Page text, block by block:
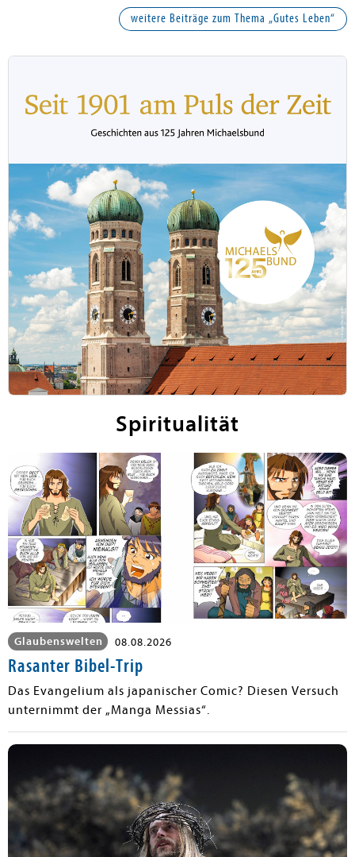
weitere Beiträge zum Thema „Gutes Leben“
Spiritualität
Glaubenswelten 08.08.2026
Rasanter Bibel-Trip
Das Evangelium als japanischer Comic? Diesen Versuch
unternimmt der „Manga Messias“.